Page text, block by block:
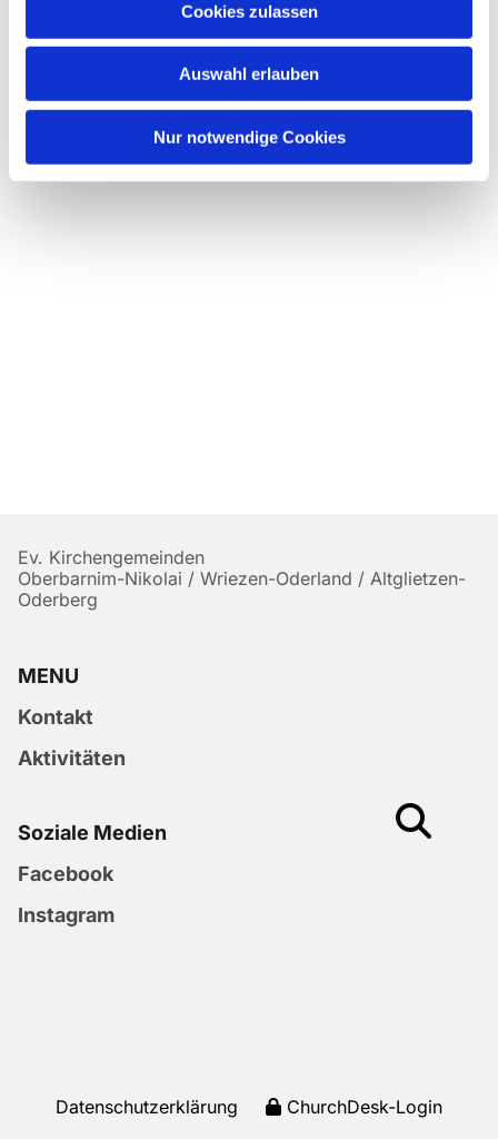
Cookies zulassen
Auswahl erlauben
Nur notwendige Cookies
Ev. Kirchengemeinden
Oberbarnim-Nikolai / Wriezen-Oderland / Altglietzen-
Oderberg
MENU
Kontakt
Aktivitäten
Soziale Medien
Facebook
Instagram
Datenschutzerklärung ChurchDesk-Login